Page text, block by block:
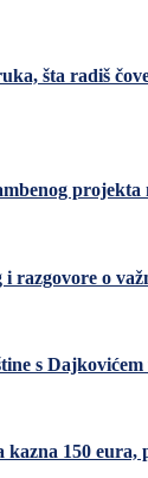
šta radiš
razgovore o
s
150 eura,